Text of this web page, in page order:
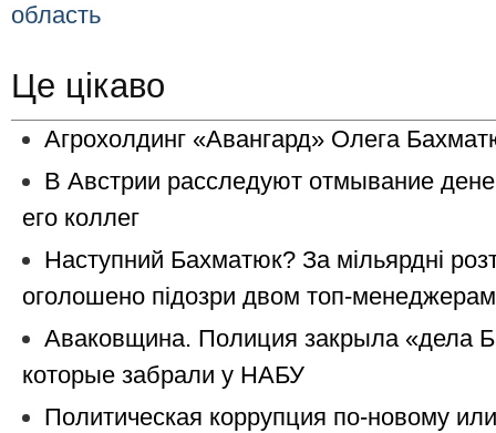
область
Це цікаво
Агрохолдинг «Авангард» Олега
В Австрии расследуют отмывание
его коллег
Наступний Бахматюк? За мільярдні
оголошено підозри двом топ-менеджерам
Аваковщина. Полиция закрыла «дела
которые забрали у НАБУ
Политическая коррупция по-новому